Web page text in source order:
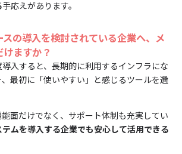
手応えがあります。
の導入を検討されている企業へ、メ
ますか？
入すると、長期的に利用するインフラにな
最初に「使いやすい」と感じるツールを選
面だけでなく、サポート体制も充実してい
ムを導入する企業でも安心して活用できる